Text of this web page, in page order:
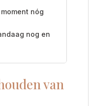
nóg
nog en
van